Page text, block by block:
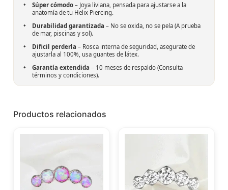
Súper cómodo – Joya liviana, pensada para ajustarse a la
anatomía de tu Helix Piercing.
Durabilidad garantizada – No se oxida, no se pela (A prueba
de mar, piscinas y sol).
Dificil perderla – Rosca interna de seguridad, asegurate de
ajustarla al 100%, usa guantes de látex.
Garantía extendida – 10 meses de respaldo (Consulta
términos y condiciones).
Productos relacionados